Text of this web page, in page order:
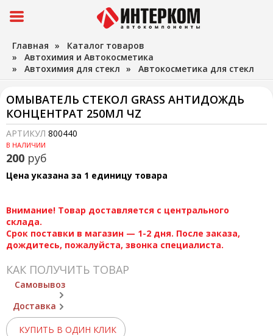
Главная » Каталог товаров
» Автохимия и Автокосметика
» Автохимия для стекл » Автокосметика для стекл
ОМЫВАТЕЛЬ СТЕКОЛ GRASS АНТИДОЖДЬ
КОНЦЕНТРАТ 250МЛ ЧZ
АРТИКУЛ 800440
В НАЛИЧИИ
200 руб
Цена указана за 1 единицу товара
Внимание! Товар доставляется с центрального
склада.
Срок поставки в магазин — 1-2 дня. После заказа,
дождитесь, пожалуйста, звонка специалиста.
КАК ПОЛУЧИТЬ ТОВАР
Самовывоз
Доставка
КУПИТЬ В ОДИН КЛИК